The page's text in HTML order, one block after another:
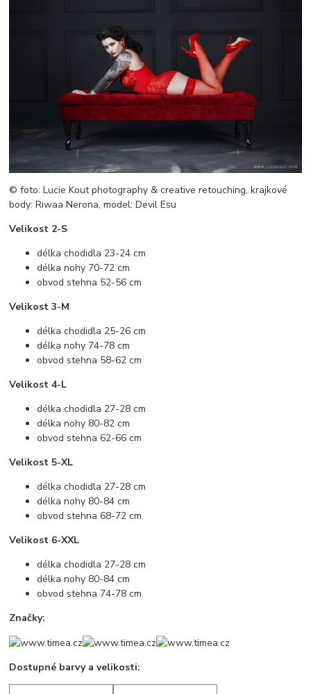
© foto: Lucie Kout photography & creative retouching, krajkové
body: Riwaa Nerona, model: Devil Esu
Velikost 2-S
délka chodidla 23-24 cm
délka nohy 70-72 cm
obvod stehna 52-56 cm
Velikost 3-M
délka chodidla 25-26 cm
délka nohy 74-78 cm
obvod stehna 58-62 cm
Velikost 4-L
délka chodidla 27-28 cm
délka nohy 80-82 cm
obvod stehna 62-66 cm
Velikost 5-XL
délka chodidla 27-28 cm
délka nohy 80-84 cm
obvod stehna 68-72 cm
Velikost 6-XXL
délka chodidla 27-28 cm
délka nohy 80-84 cm
obvod stehna 74-78 cm
Značky:
Dostupné barvy a velikosti: